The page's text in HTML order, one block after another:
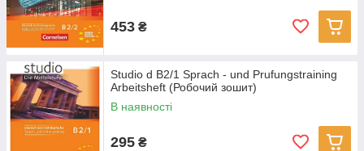
453 ₴
Studio d B2/1 Sprach - und Prufungstraining
Arbeitsheft (Робочий зошит)
В наявності
295 ₴